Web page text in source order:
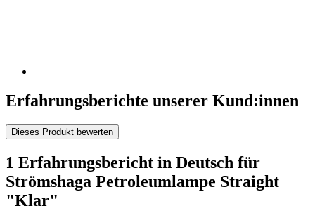
Erfahrungsberichte unserer Kund:innen
Dieses Produkt bewerten
1 Erfahrungsbericht in Deutsch für
Strömshaga Petroleumlampe Straight
"Klar"